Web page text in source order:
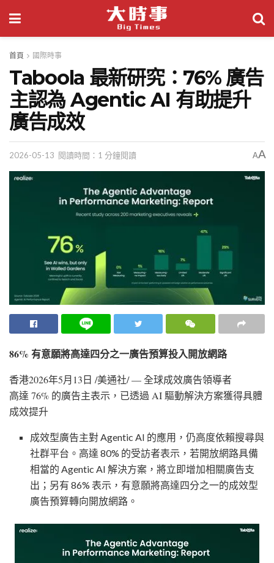
首頁 國際時事
Taboola 最新研究：76% 廣告
主認為 Agentic AI 有助提升
廣告成效
2026-05-13 閱讀時間：1 分鐘閱讀 AA
86% 有意願將高達四分之一廣告預算投入開放網路
香港2026年5月13日 /美通社/ — 全球成效廣告領導者
高達 76% 的廣告主表示，已透過 AI 驅動解決方案獲得具體
成效提升
成效型廣告主對 Agentic AI 的應用，仍高度依賴搜尋與
社群平台。高達 80% 的受訪者表示，若開放網路具備
相當的 Agentic AI 解決方案，將立即增加相關廣告支
出；另有 86% 表示，有意願將高達四分之一的成效型
廣告預算轉向開放網路。